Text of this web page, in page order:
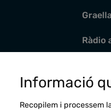
Graella
Ràdio
Informació
Recopilem i processem